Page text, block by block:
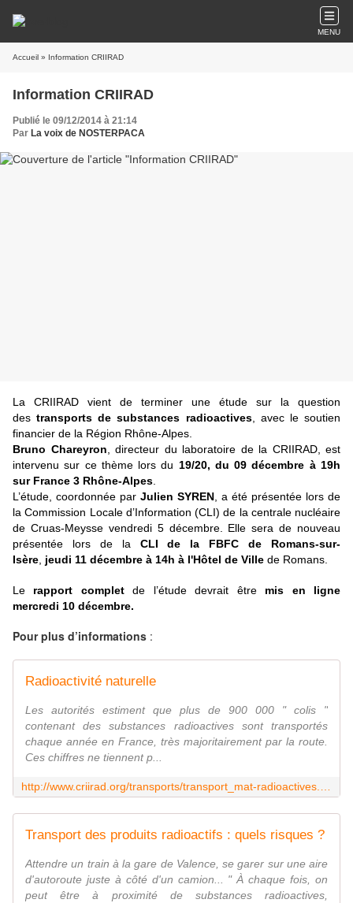
MENU
Accueil » Information CRIIRAD
Information CRIIRAD
Publié le 09/12/2014 à 21:14
Par La voix de NOSTERPACA
La CRIIRAD vient de terminer une étude sur la question
destransports de substances radioactives, avec le soutien
financier de la Région Rhône-Alpes.
Bruno Chareyron , directeur du laboratoire de la CRIIRAD, est
intervenu sur ce thème lors du 19/20, du 09 décembre à 19h
sur France 3 Rhône-Alpes
L’étude, coordonnée par Julien SYREN , a été présentée lors de
la Commission Locale d’Information (CLI) de la centrale nucléaire
de Cruas-Meysse vendredi 5 décembre. Elle sera de nouveau
présentée lors de la CLI de la FBFC de Romans-sur-
Isère jeudi 11 décembre à 14h à l'Hôtel de Ville de Romans.
Le rapport completde l’étude devrait être mis en ligne
mercredi 10 décembre.
Pour plus d’informations :
Radioactivité naturelle
Les autorités estiment que plus de 900 000 " colis "
contenant des substances radioactives sont transportés
chaque année en France, très majoritairement par la route.
Ces chiffres ne tiennent p...
Transport des produits radioactifs : quels risques ?
Attendre un train à la gare de Valence, se garer sur une aire
d'autoroute juste à côté d'un camion... " À chaque fois, on
peut être à proximité de substances radioactives,